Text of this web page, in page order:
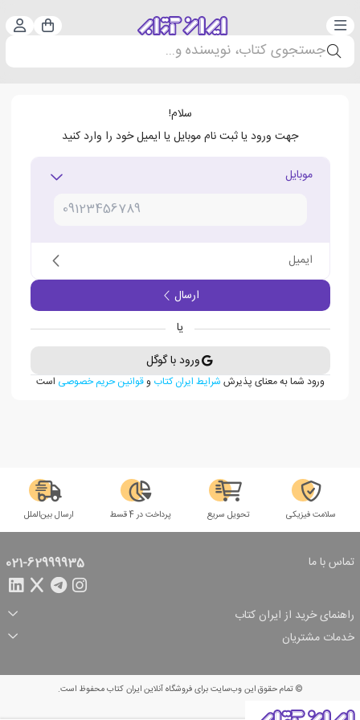
دسته‌بندی سبد
جستجوی کتاب، نویسنده و...
سلام!
جهت ورود یا ثبت نام موبایل یا ایمیل خود را وارد کنید
موبایل
ایمیل
ارسال
یا
ورود با گوگل
ورود شما به معنای پذیرش شرایط ایران کتاب وقوانین حریم خصوصی است
سلامت فیزیکی تحویل سریع پرداخت در 4 قسط ارسال بین‌الملل
تماس با ما 021-62999935
راهنمای خرید از ایران کتاب
ثبت سفارش
شرایط ارسال سفارش
شیوه پرداخت
تخفیف‌های خرید
خدمات مشتریان
© تمام حقوق این وب‌سایت برای فروشگاه آنلاین ایران کتاب محفوظ است.